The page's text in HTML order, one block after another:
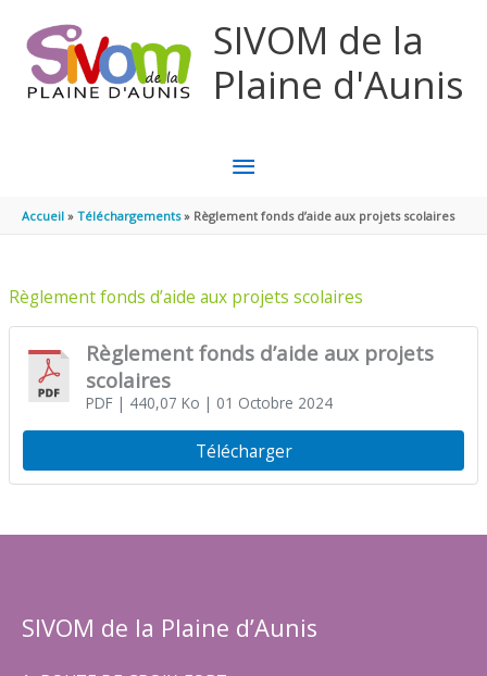
SIVOM de la
Plaine d'Aunis
MENU
PRINCIPAL
Accueil Téléchargements Règlement fonds d’aide aux projets scolaires
Règlement fonds d’aide aux projets scolaires
Règlement fonds d’aide aux projets
scolaires
PDF| 440,07 Ko | 01 Octobre 2024
Télécharger
SIVOM de la Plaine d’Aunis